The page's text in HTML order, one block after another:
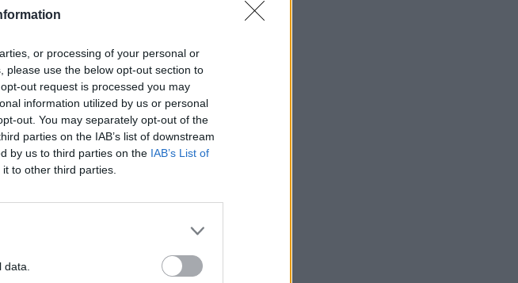
or processing of your personal or
please use the below opt-out section to
out request is processed you may
information utilized by us or personal
out. You may separately opt-out of the
parties on the IAB’s list of downstream
by us to third parties on the IAB’s List of
to other third parties.
δήλωσε σήμερα ότι
μέρει στην εξάλειψη του